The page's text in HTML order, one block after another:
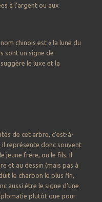
à l’argent ou aux
chinois est « la lune du
sont un signe de
le luxe et la
de cet arbre, c’est-à-
représente donc souvent
jeune frère, ou le fils. Il
et au dessin (mais pas à
le charbon le plus fin,
aussi être le signe d’une
plutôt que pour